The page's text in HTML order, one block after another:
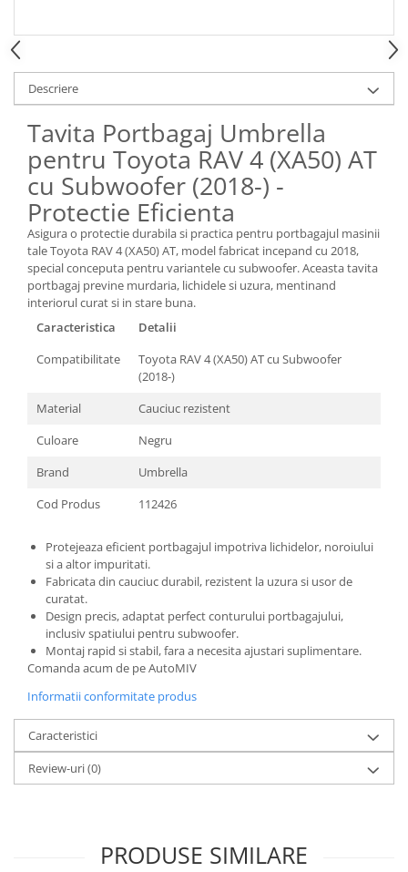
Produse Intretinere si Detailing
Lubrifianti si Spray-uri de Curatare
Curatare si Detailing Interior
Vopsitorie, Chituri si Adezivi
Curatare si Detailing Exterior
Articole Auto Sezoniere
Produse de Iarna
Cabluri Pornire
Produse de Vara
Blog
Descriere
Tavita Portbagaj Umbrella
pentru Toyota RAV 4 (XA50) AT
cu Subwoofer (2018-) -
Protectie Eficienta
Asigura o protectie durabila si practica pentru portbagajul masinii
tale Toyota RAV 4 (XA50) AT, model fabricat incepand cu 2018,
special conceputa pentru variantele cu subwoofer. Aceasta tavita
portbagaj previne murdaria, lichidele si uzura, mentinand
interiorul curat si in stare buna.
Caracteristica
Detalii
Compatibilitate
Toyota RAV 4 (XA50) AT cu Subwoofer
(2018-)
Material
Cauciuc rezistent
Culoare
Negru
Brand
Umbrella
Cod Produs
112426
Protejeaza eficient portbagajul impotriva lichidelor, noroiului
si a altor impuritati.
Fabricata din cauciuc durabil, rezistent la uzura si usor de
curatat.
Design precis, adaptat perfect conturului portbagajului,
inclusiv spatiului pentru subwoofer.
Montaj rapid si stabil, fara a necesita ajustari suplimentare.
Comanda acum de pe AutoMIV
Informatii conformitate produs
Caracteristici
Review-uri(0)
PRODUSE SIMILARE